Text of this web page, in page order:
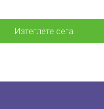
Изтеглете сега